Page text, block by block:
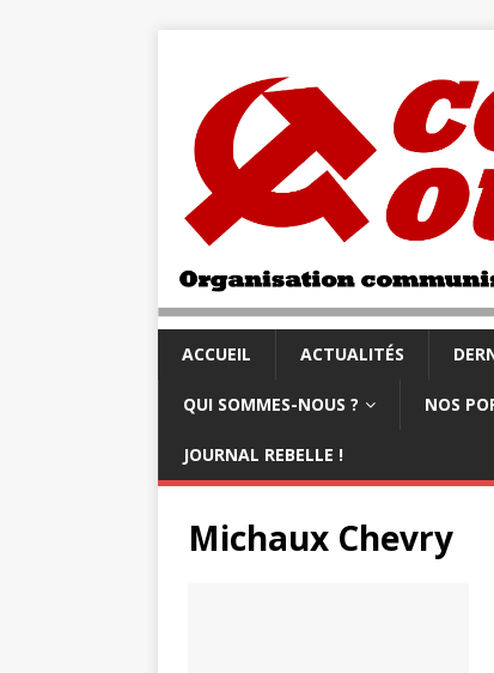
ACCUEIL ACTUALITÉS
QUI SOMMES-NOUS ? NOS
JOURNAL REBELLE !
Michaux Chevry